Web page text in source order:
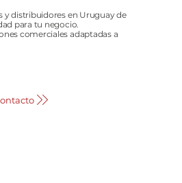
y distribuidores en Uruguay de
para tu negocio.
comerciales adaptadas a